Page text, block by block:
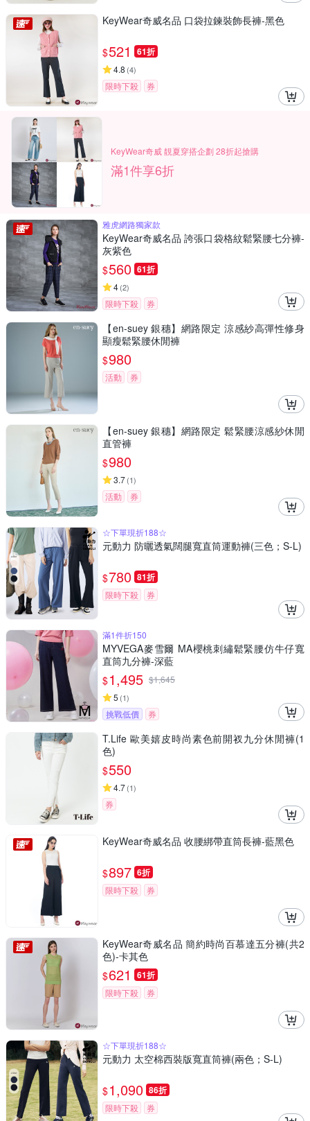
KeyWear奇威名品 口袋拉鍊裝飾長褲-黑色
$521 61折
4.8 (4)
限時下殺 券
KeyWear奇威 靚夏穿搭企劃 28折起搶購
滿1件享6折
雅虎網路獨家款
KeyWear奇威名品 誇張口袋格紋鬆緊腰七分褲-
灰紫色
$560 61折
4(2)
限時下殺 券
【en-suey 銀穗】網路限定 涼感紗高彈性修身
顯瘦鬆緊腰休閒褲
$980
活動 券
【en-suey 銀穗】網路限定 鬆緊腰涼感紗休閒
直管褲
$980
3.7(1)
活動 券
☆下單現折188☆
元動力 防曬透氣闊腿寬直筒運動褲(三色；S-L)
$780 81折
限時下殺 券
滿1件折150
MYVEGA麥雪爾 MA櫻桃刺繡鬆緊腰仿牛仔寬
直筒九分褲-深藍
$1,495 $1,645
5 (1)
挑戰低價 券
T.Life 歐美嬉皮時尚素色前開衩九分休閒褲(1
色)
$550
4.7(1)
券
KeyWear奇威名品 收腰綁帶直筒長褲-藍黑色
$897 6折
限時下殺 券
KeyWear奇威名品 簡約時尚百慕達五分褲(共2
色)-卡其色
$621 61折
限時下殺 券
☆下單現折188☆
元動力 太空棉西裝版寬直筒褲(兩色；S-L)
$1,090 86折
限時下殺 券